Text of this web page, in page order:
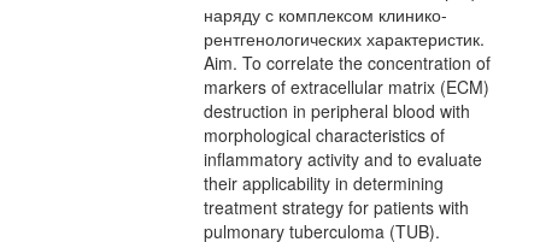
наряду с комплексом клинико-
рентгенологических характеристик.
Aim. To correlate the concentration of
markers of extracellular matrix (ECM)
destruction in peripheral blood with
morphological characteristics of
inflammatory activity and to evaluate
their applicability in determining
treatment strategy for patients with
pulmonary tuberculoma (TUB).